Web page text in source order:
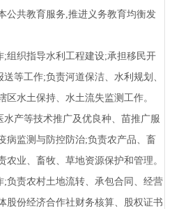
公共教育服务,推进义务教育均衡发
织指导水利工程建设;承担移民开
等工作;负责河道保洁、水利规划、
水土保持、水土流失监测工作。
产等技术推广及优良种、苗推广服
病监测与防控防治;负责农产品、畜
业、畜牧、草地资源保护和管理。
责农村土地流转、承包合同、经营
股份经济合作社财务核算、股权证书